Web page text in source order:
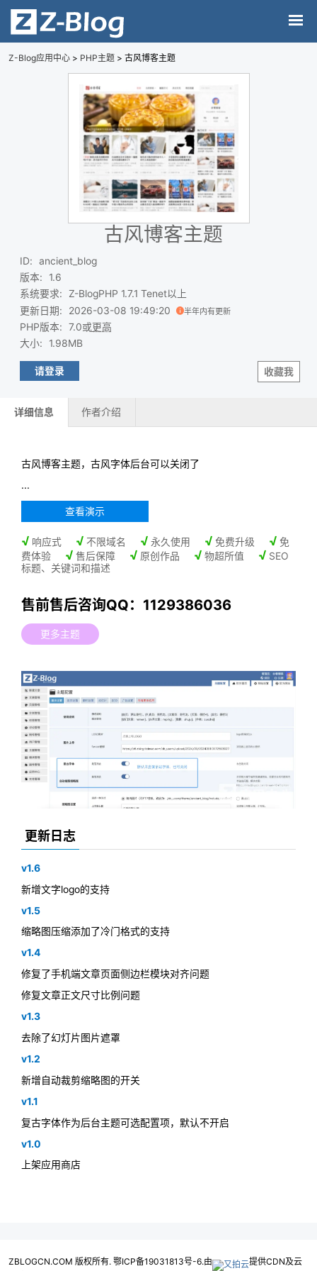
Z-Blog应用中心 > PHP主题 > 古风博客主题
古风博客主题
ID:
ancient_blog
版本:
1.6
系统要求:
Z-BlogPHP 1.7.1 Tenet以上
更新日期: 2026-03-08 19:49:20 半年内有更新
PHP版本: 7.0或更高
大小: 1.98MB
收藏我
请登录
详细信息 作者介绍
古风博客主题，古风字体后台可以关闭了
...
查看演示
√ 响应式 √ 不限域名 √ 永久使用 √ 免费升级 √ 免
费体验
√ 售后保障 √ 原创作品 √ 物超所值 √ SEO
标题、关键词和描述
售前售后咨询QQ：1129386036
更多主题
更新日志
v1.6
新增文字logo的支持
v1.5
缩略图压缩添加了冷门格式的支持
v1.4
修复了手机端文章页面侧边栏模块对齐问题
修复文章正文尺寸比例问题
v1.3
去除了幻灯片图片遮罩
v1.2
新增自动裁剪缩略图的开关
v1.1
复古字体作为后台主题可选配置项，默认不开启
v1.0
上架应用商店
ZBLOGCN.COM 版权所有. 鄂ICP备19031813号-6.由
提供CDN及云